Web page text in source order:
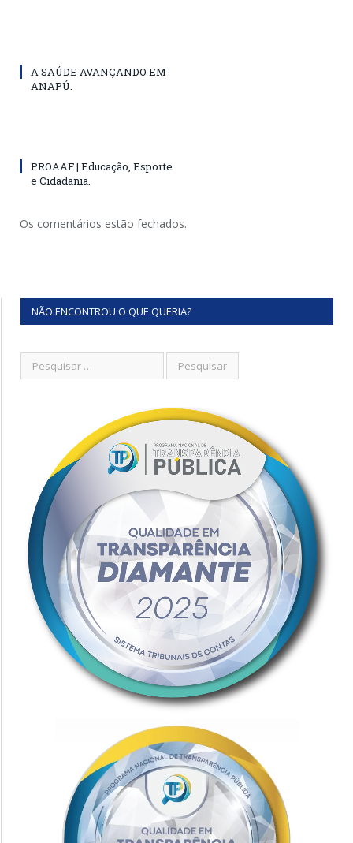
A SAÚDE AVANÇANDO EM
ANAPÚ.
PROAAF | Educação, Esporte
e Cidadania.
Os comentários estão fechados.
NÃO ENCONTROU O QUE QUERIA?